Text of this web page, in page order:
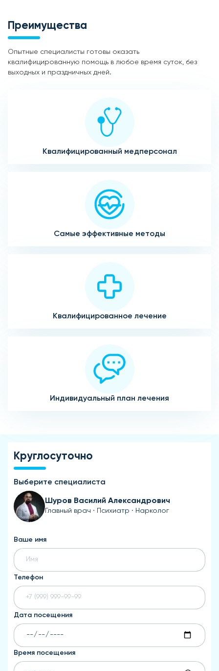
Преимущества
Опытные специалисты готовы оказать
квалифицированную помощь в любое время суток, без
выходных и праздничных дней.
Квалифицированный медперсонал
Самые эффективные методы
Квалифицированное лечение
Индивидуальный план лечения
Круглосуточно
Выберите специалиста
Шуров Василий Александрович
Главный врач · Психиатр · Нарколог
Ваше имя
Телефон
Дата посещения
Время посещения